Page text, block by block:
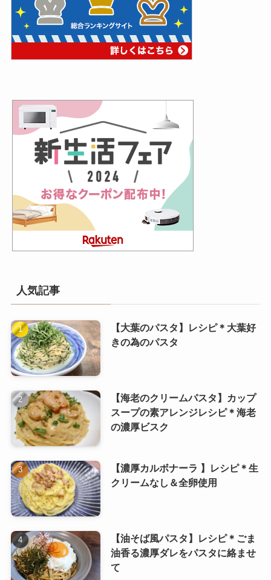
人気記事
【大葉のパスタ】レシピ＊大葉好
きの為のパスタ
【海老のクリームパスタ】カップ
スープの素アレンジレシピ＊海老
の濃厚ビスク
【濃厚カルボナーラ 】レシピ＊生
クリームなし＆全卵使用
【油そば風パスタ】レシピ＊ごま
油香る濃厚ダレをパスタに絡ませ
て